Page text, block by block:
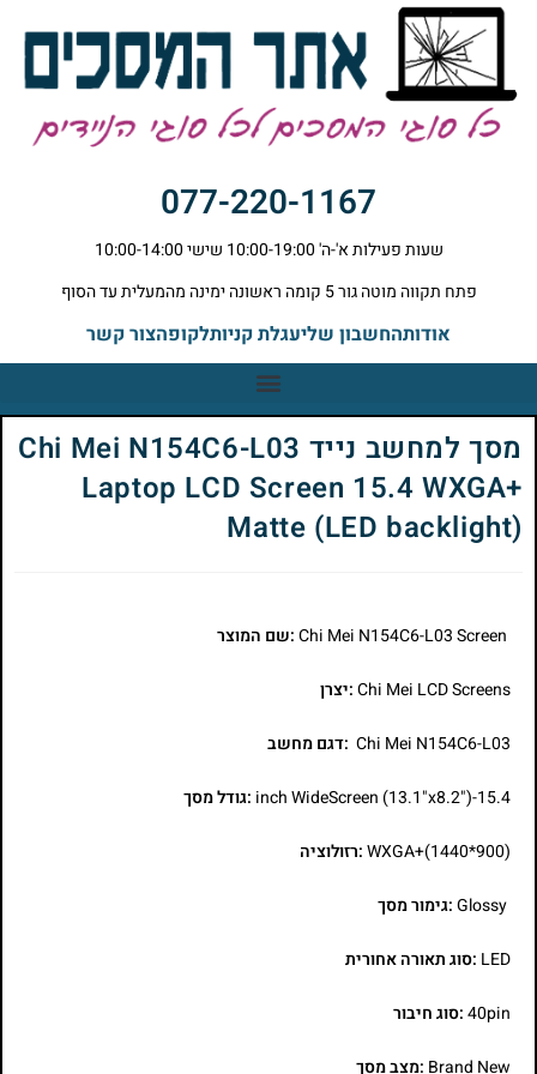
077-220-1167
שעות פעילות א'-ה' 10:00-19:00 שישי 10:00-14:00
פתח תקווה מוטה גור 5 קומה ראשונה ימינה מהמעלית עד הסוף
אודותהחשבון שליעגלת קניותלקופהצור קשר
מסך למחשב נייד Chi Mei N154C6-L03
Laptop LCD Screen 15.4 WXGA+
Matte (LED backlight)
:שם המוצר
Chi Mei LCD Screens:יצרן
Chi Mei N154C6-L03 :דגם מחשב
15.4-inch WideScreen (13.1"x8.2") :גודל מסך
WXGA+(1440*900):רזולוציה
Glossy:גימור מסך
LED :סוג תאורה אחורית
40pin:סוג חיבור
Brand New :מצב מסך